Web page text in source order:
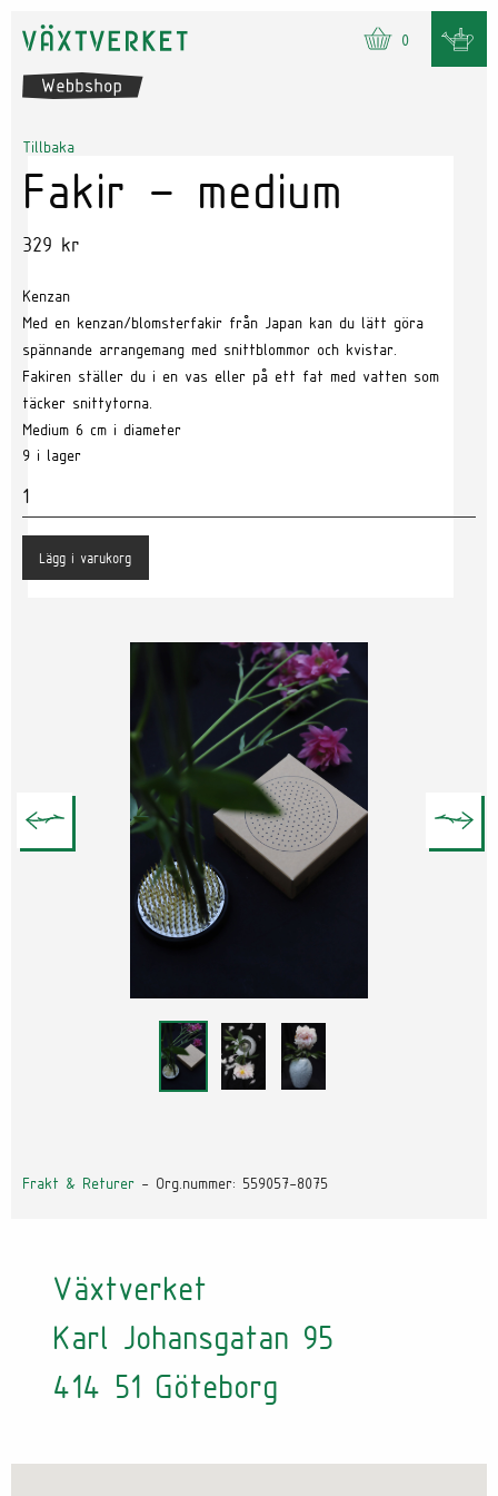
0
Tillbaka
Fakir – medium
329 kr
Kenzan
Med en kenzan/blomsterfakir från Japan kan du lätt göra
spännande arrangemang med snittblommor och kvistar.
Fakiren ställer du i en vas eller på ett fat med vatten som
täcker snittytorna.
Medium 6 cm i diameter
9 i lager
Antal
Lägg i varukorg
Frakt & Returer - Org.nummer: 559057-8075
Växtverket
Karl Johansgatan 95
414 51 Göteborg